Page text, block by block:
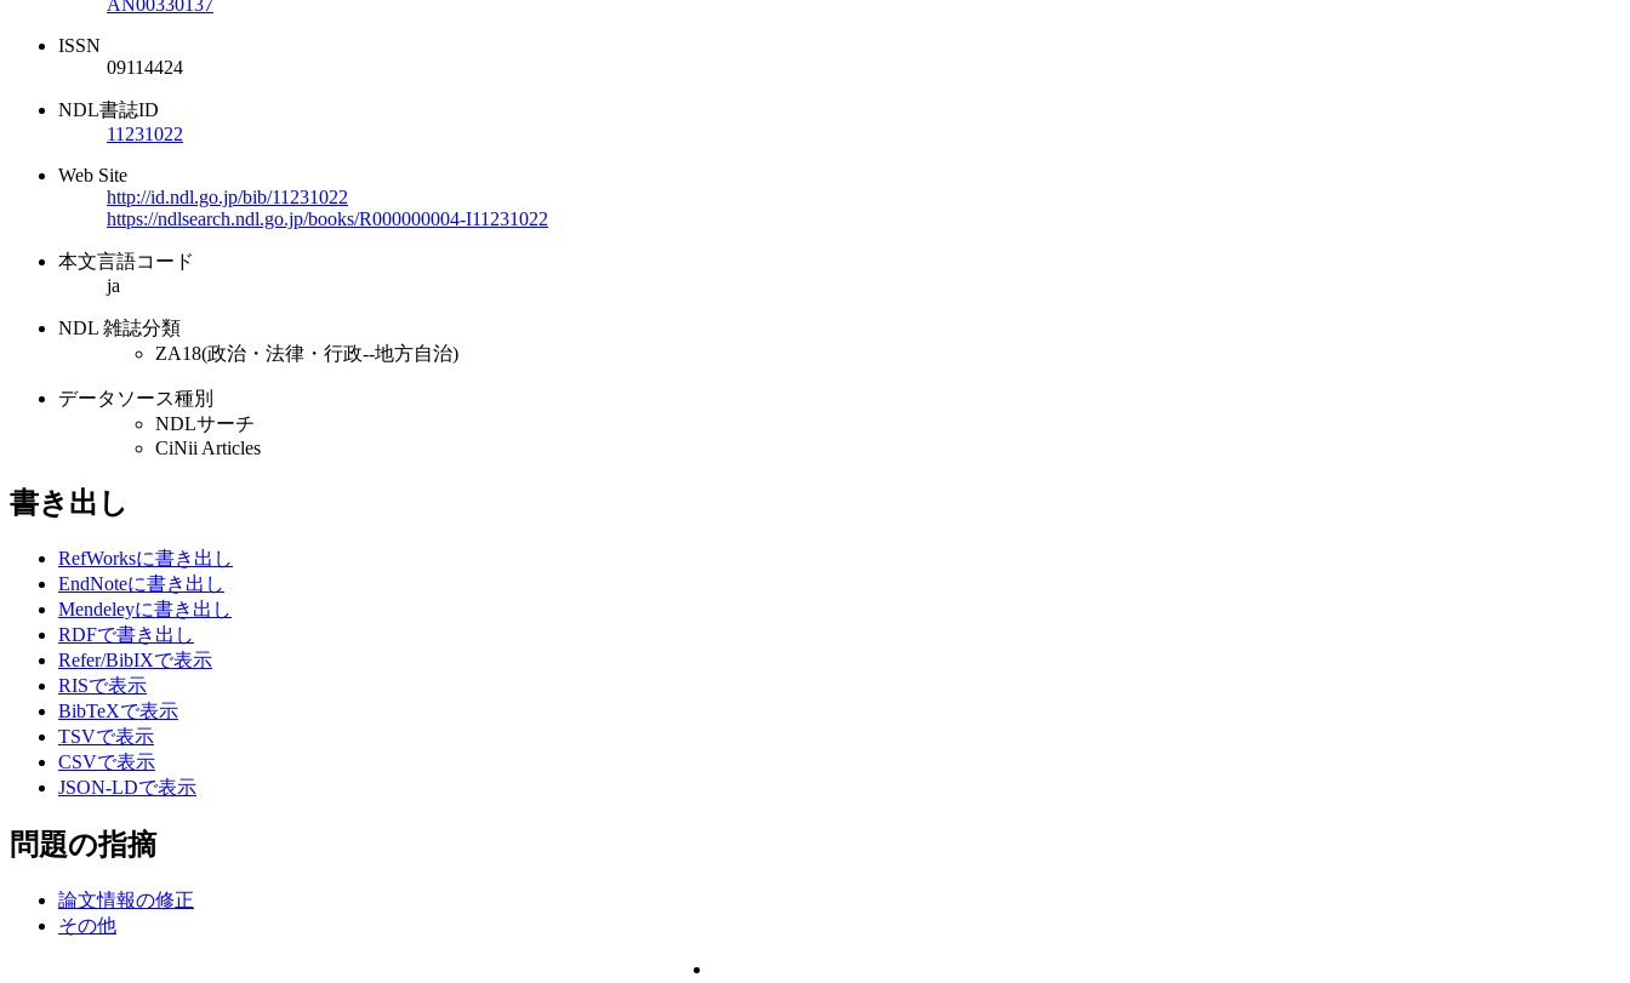
AN00330137
ISSN
09114424
NDL書誌ID
11231022
Web Site
http://id.ndl.go.jp/bib/11231022
https://ndlsearch.ndl.go.jp/books/R000000004-I11231022
本文言語コード
ja
NDL 雑誌分類
ZA18(政治・法律・行政--地方自治)
データソース種別
NDLサーチ
CiNii Articles
書き出し
RefWorksに書き出し
EndNoteに書き出し
Mendeleyに書き出し
RDFで書き出し
Refer/BibIXで表示
RISで表示
BibTeXで表示
TSVで表示
CSVで表示
JSON-LDで表示
問題の指摘
論文情報の修正
その他